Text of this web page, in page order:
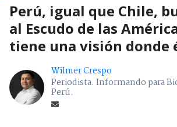
Perú, igual que Chile,
al Escudo de las
tiene una visión donde
Wilmer Crespo
Periodista. Informando para
Perú.